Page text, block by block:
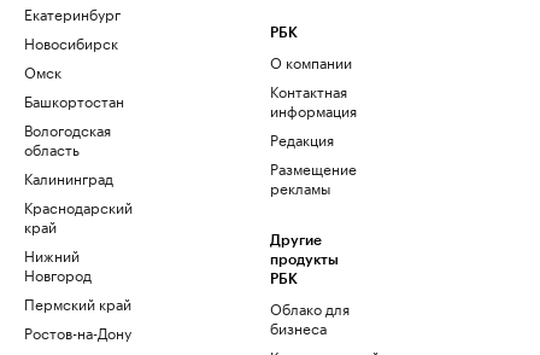
Екатеринбург
Новосибирск
Омск
Башкортостан
Вологодская
область
Калининград
Краснодарский
край
Нижний
Новгород
Пермский край
Ростов-на-Дону
РБК
О компании
Контактная
информация
Редакция
Размещение
рекламы
Другие
продукты
РБК
Облако для
бизнеса